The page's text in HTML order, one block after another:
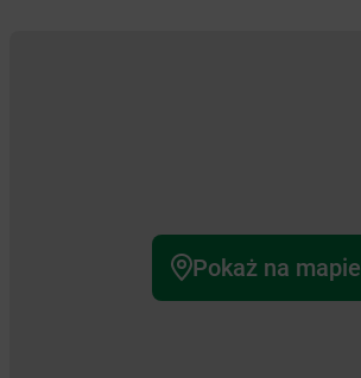
Pokaż na mapie